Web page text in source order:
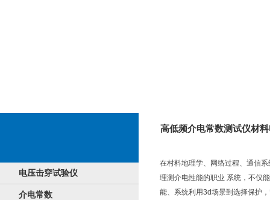
电压击穿试验仪
介电常数
高低频介电常数测试仪材
在村料地理学、网络过程、通信
理测介电性能的职业 系统，不仅
能、系统利用3d场景到选择保护